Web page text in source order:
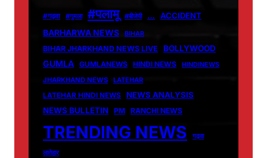
#गढ़वा #गुमला #पलामू #बीजेपी … ACCIDENT
BARHARWA NEWS BIHAR
BIHAR JHARKHAND NEWS LIVE BOLLYWOOD
GUMLA GUMLANEWS HINDI NEWS
HINDINEWS
JHARKHAND NEWS
LATEHAR
LATEHAR HINDI NEWS
NEWS ANALYSIS
NEWS BULLETIN PM RANCHI NEWS
TRENDING NEWS
गढ़वा
लातेहार